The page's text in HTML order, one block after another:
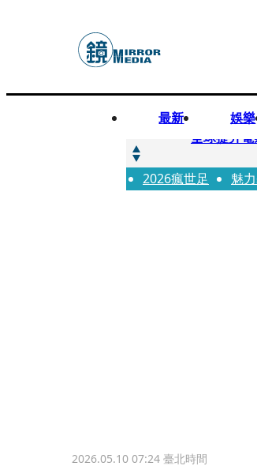
最新 娛樂
快訊
全球提升
快訊
又要不副
2026瘋世足 魅
2026.05.10 07:24臺北時間